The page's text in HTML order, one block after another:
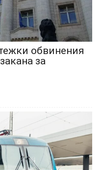
обвинения
за